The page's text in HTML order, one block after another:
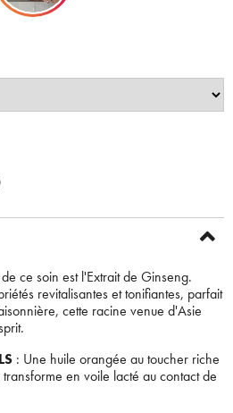
ce soin est l'Extrait de Ginseng.
revitalisantes et tonifiantes, parfait
cette racine venue d'Asie
: Une huile orangée au toucher riche
en voile lacté au contact de